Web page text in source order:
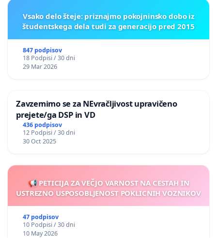
Vsako delo šteje: priznajmo pokojninsko dobo iz
študentskega dela tudi za generacijo pred 2015
847 podpisov
18 Podpisi / 30 dni
29 Mar 2026
Zavzemimo se za NEvračljivost upravičeno
prejete/ga DSP in VD
436 podpisov
12 Podpisi / 30 dni
30 Oct 2025
📢 PETICIJA ZA VEČJO VARNOST NA CESTAH IN
USTREZNO USPOSOBLJENOST POKLICNIH VOZNIKOV
47 podpisov
10 Podpisi / 30 dni
10 May 2026